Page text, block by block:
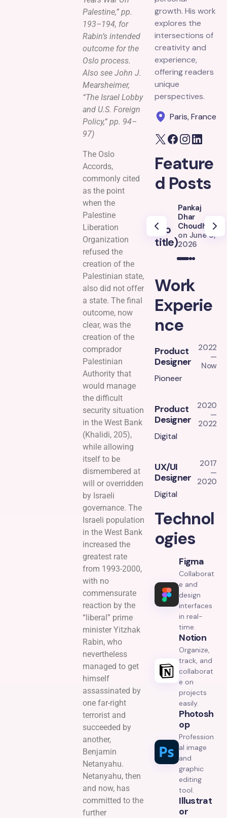
Palestine,” pp.
193–194, for
Rabin’s intended
outcome for the
Oslo process.
Also see John J.
Mearsheimer,
“The Israel Lobby
and U.S. Foreign
Policy,” pp. 94–
97)
The Oslo
Accords,
commonly cited
as the point
when the
Palestine
Liberation
Organization
refused the
creation of the
Palestinian state,
also did not offer
a state. The final
outcome, now
clear, was the
creation of the
comprador
Palestinian
Authority that
would manage
the difficult
security situation
in the West Bank
(Khalidi, 205),
while allowing
itself to be
dismembered at
will or overridden
by Israeli
governance. The
Israeli population
in the West Bank
increased the
greatest rate
from 1993-2000,
with no
commensurate
reaction by the
“liberal” prime
minister Yitzhak
Rabin, who
nevertheless
managed to get
himself
assassinated by
one far-right
terrorist and
succeeded by
another,
Benjamin
Netanyahu.
Netanyahu, then
and now, has
committed to the
further
growth. His work
explores the
intersections of
creativity and
experience,
offering readers
unique
perspectives.
Paris, France
Feature
d Posts
(no
title)
Pankaj
Dhar
Choudhury
on June 8,
2026
Work
Experie
nce
Product
Designer
2022
—
Now
Pioneer
Product
Designer
2020
—
2022
Digital
UX/UI
Designer
2017
—
2020
Digital
Technol
ogies
Figma
Collaborat
e and
design
interfaces
in real-
time.
Notion
Organize,
track, and
collaborat
e on
projects
easily.
Photosh
Op
Profession
al image
and
graphic
editing
tool.
Illustrat
Or